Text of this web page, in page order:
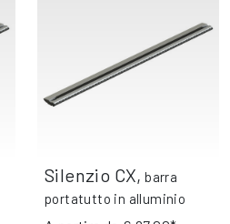
Silenzio CX, barra
portatutto in alluminio